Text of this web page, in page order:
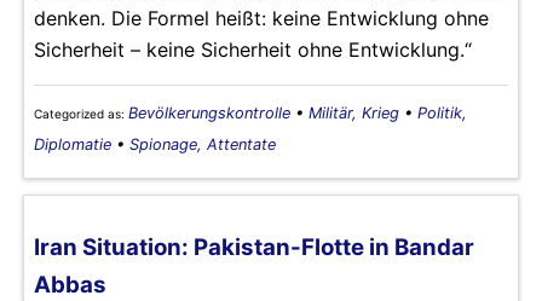
denken. Die Formel heißt: keine Entwicklung ohne
Sicherheit – keine Sicherheit ohne Entwicklung.“
Categorized as: Bevölkerungskontrolle • Militär, Krieg • Politik,
Diplomatie • Spionage, Attentate
Iran Situation: Pakistan-Flotte in Bandar
Abbas